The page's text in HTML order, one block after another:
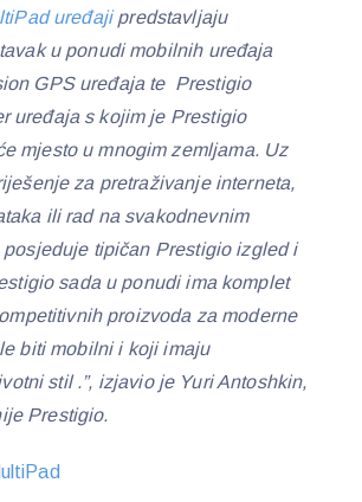
uređajipredstavljaju
u ponudi mobilnih uređaja
GPS uređaja te Prestigio
uređaja s kojim je Prestigio
mjesto u mnogim zemljama. Uz
za pretraživanje interneta,
ili rad na svakodnevnim
tipičan Prestigio izgled i
sada u ponudi ima komplet
proizvoda za moderne
biti mobilni i koji imaju
stil .”, izjavio je Yuri Antoshkin,
Prestigio.